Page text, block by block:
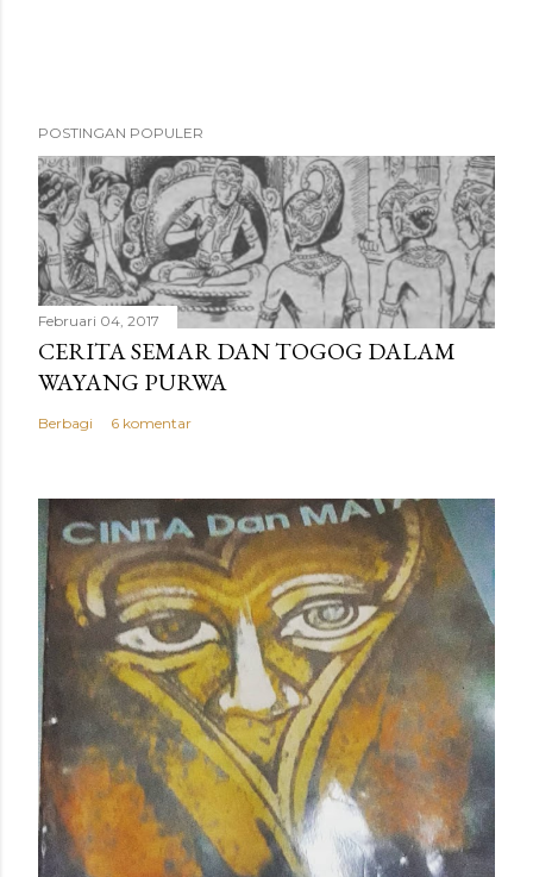
POSTINGAN POPULER
Februari 04, 2017
CERITA SEMAR DAN TOGOG DALAM
WAYANG PURWA
Berbagi 6 komentar